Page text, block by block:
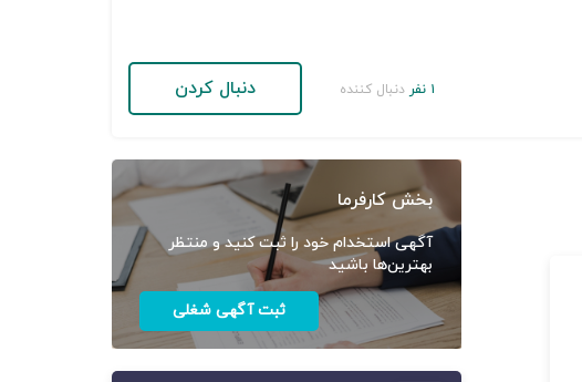
۱ نفر دنبال کننده دنبال کردن
بخش کارفرما
آگهی استخدام خود را ثبت کنید و منتظر
بهترین‌ها باشید
ثبت آگهی شغلی